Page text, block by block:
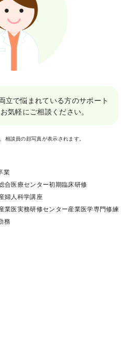
立で悩まれている方のサポート
気軽にご相談ください。
相談員の顔写真が表示されます。
業
合医療センター初期臨床研修
婦人科学講座
医実務研修センター産業医学専門修練
務